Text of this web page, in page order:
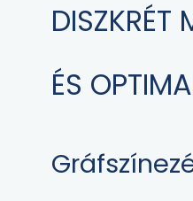
DISZKRÉT
ÉS